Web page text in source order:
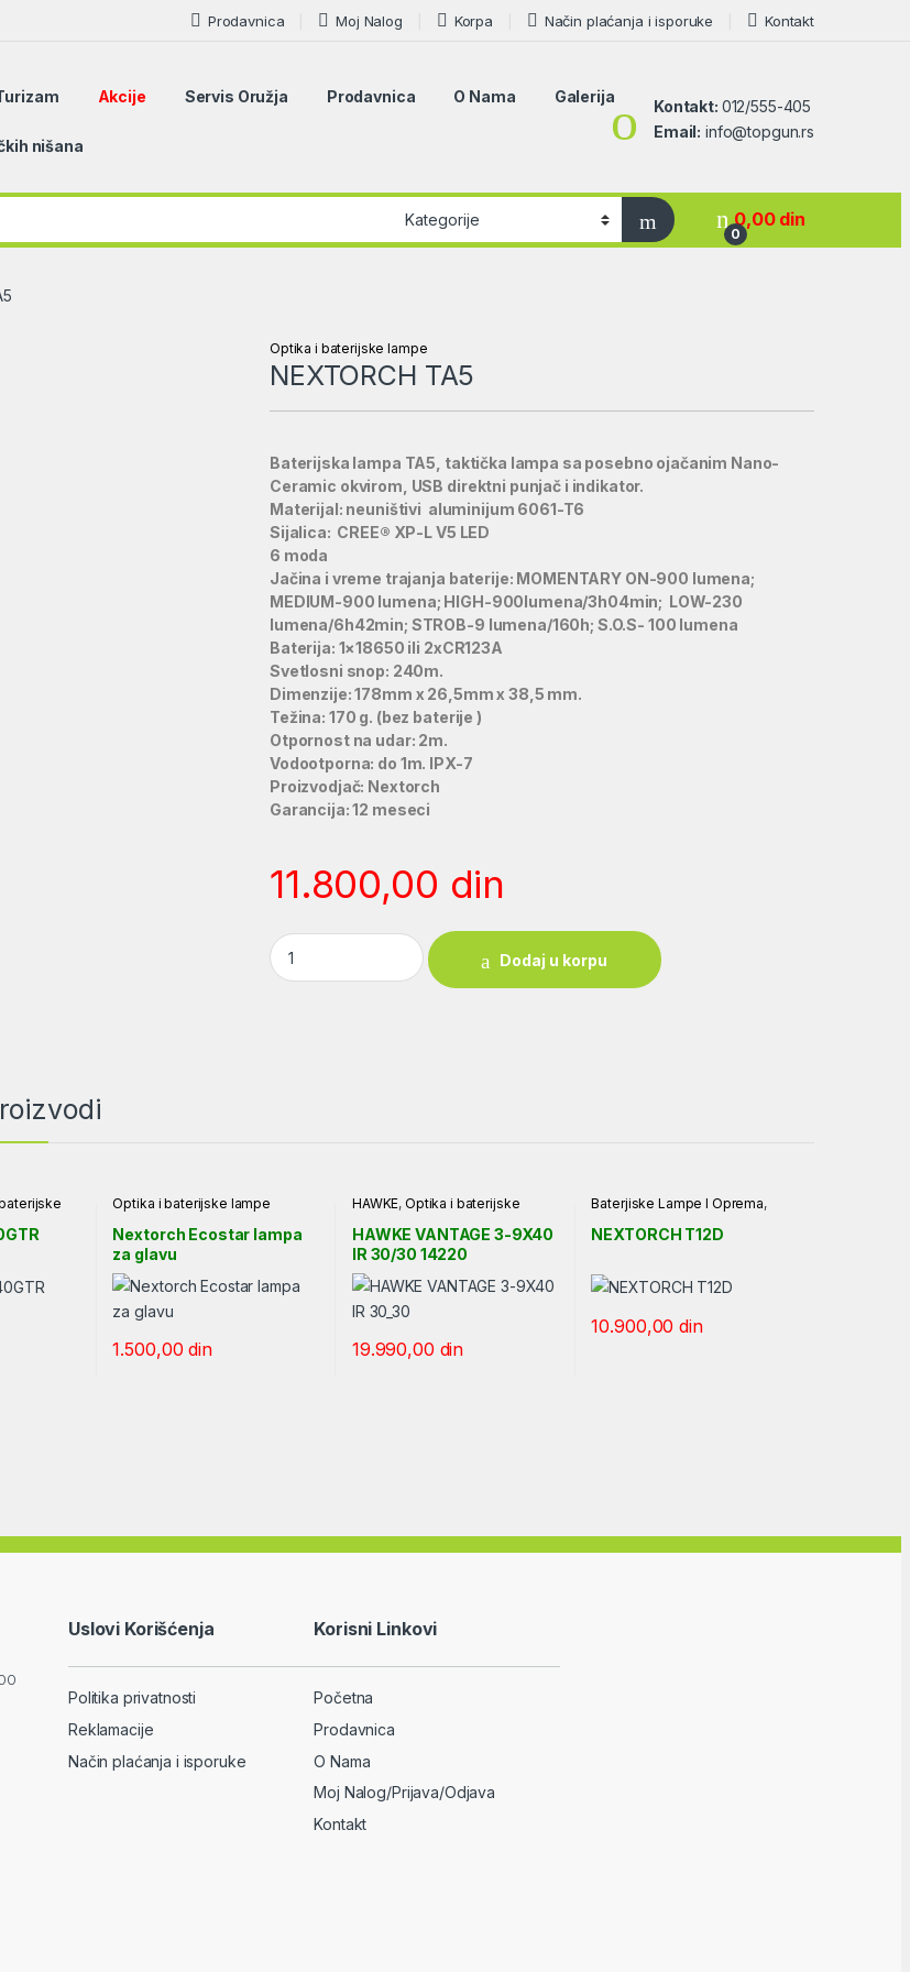
Prodavnica Moj Nalog Korpa Način plaćanja i isporuke Kontakt
Akcije Servis Oružja Prodavnica O Nama Galerija
nišana
Kontakt: 012/555-405
Email: info@topgun.rs
0
0,00 din
Optika i baterijske lampe
NEXTORCH TA5
Baterijska lampa TA5, taktička lampa sa posebno ojačanim Nano-
Ceramic okvirom, USB direktni punjač i indikator.
Materijal: neuništivi aluminijum 6061-T6
Sijalica: CREE® XP-L V5 LED
6 moda
Jačina i vreme trajanja baterije: MOMENTARY ON-900 lumena;
MEDIUM-900 lumena; HIGH-900lumena/3h04min; LOW-230
lumena/6h42min; STROB-9 lumena/160h; S.O.S- 100 lumena
Baterija: 1×18650 ili 2xCR123A
Svetlosni snop: 240m.
Dimenzije: 178mm x 26,5mm x 38,5 mm.
Težina: 170 g. (bez baterije )
Otpornost na udar: 2m.
Vodootporna: do 1m. IPX-7
Proizvodjač: Nextorch
Garancija: 12 meseci
11.800,00 din
NEXTORCH TA5 quantity
Dodaj u korpu
Optika i baterijske lampe
Nextorch Ecostar lampa
za glavu
1.500,00din
HAWKE,Optika i baterijske
HAWKE VANTAGE 3-9X40
IR 30/30 14220
19.990,00 din
Baterjiske Lampe I Oprema,
NEXTORCH
Optika i baterijske
lampe
NEXTORCH T12D
10.900,00din
Uslovi Korišćenja
Politika privatnosti
Reklamacije
Način plaćanja i isporuke
Korisni Linkovi
Početna
Prodavnica
O Nama
Moj Nalog/Prijava/Odjava
Kontakt